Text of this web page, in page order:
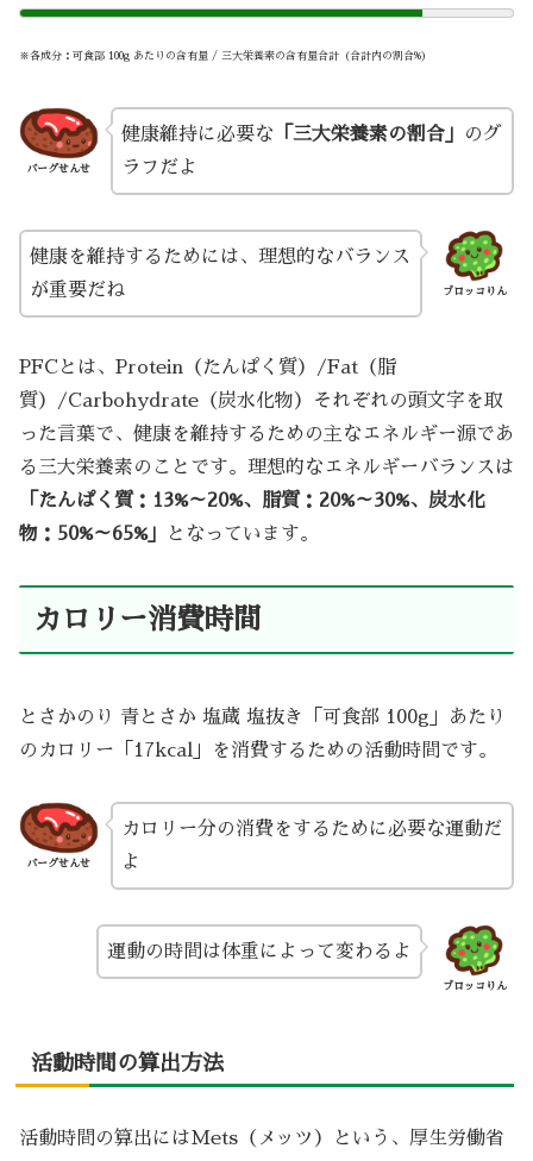
※各成分：可食部 100g あたりの含有量 / 三大栄養素の含有量合計（合計内の割合%）
バーグせんせ
健康維持に必要な 「三大栄養素の割合」
のグ
ラフだよ
ブロッコりん
健康を維持するためには、理想的なバランス
が重要だね
PFCとは、Protein（たんぱく質）/Fat（脂
質）/Carbohydrate（炭水化物）それぞれの頭文字を取
った言葉で、健康を維持するための主なエネルギー源であ
る三大栄養素のことです。理想的なエネルギーバランスは
「たんぱく質：13%～20%、脂質：20%～30%、炭水化
物：50%～65%」
となっています。
カロリー消費時間
とさかのり 青とさか 塩蔵 塩抜き「可食部 100g」あたり
のカロリー「17kcal」を消費するための活動時間です。
バーグせんせ
カロリー分の消費をするために必要な運動だ
よ
ブロッコりん
運動の時間は体重によって変わるよ
活動時間の算出方法
活動時間の算出にはMets（メッツ）という、厚生労働省